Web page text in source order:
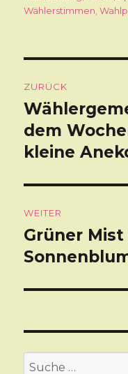
Wählerstimmen,
ZURÜCK
Vorheriger
Beitrag:
dem
kleine
WEITER
Nächster
Beitrag:
Grüner Mist
Suche